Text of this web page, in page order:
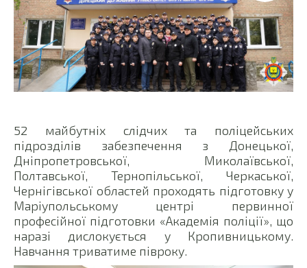
52 майбутніх слідчих та поліцейських
підрозділів забезпечення з Донецької,
Дніпропетровської, Миколаївської,
Полтавської, Тернопільської, Черкаської,
Чернігівської областей проходять підготовку у
Маріупольському центрі первинної
професійної підготовки «Академія поліції», що
наразі дислокується у Кропивницькому.
Навчання триватиме півроку.